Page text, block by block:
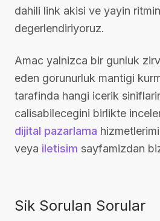
dahili link akisi ve yayin
degerlendiriyoruz.
Amac yalnizca bir gunluk
eden gorunurluk mantigi
tarafinda hangi icerik
calisabilecegini birlikte
dijital pazarlama
veya iletisim sayfamizdan
Sik Sorulan Sorular